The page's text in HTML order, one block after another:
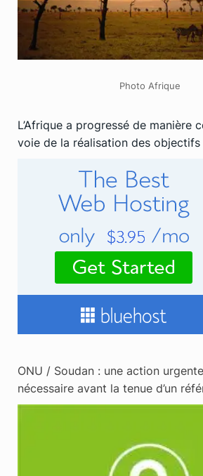
Photo Afrique
L’Afrique a progressé de manière
voie de la réalisation des objectifs
ONU / Soudan : une action
nécessaire avant la tenue d’un